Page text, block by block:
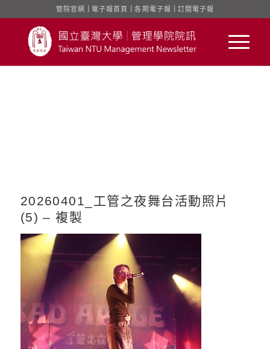
管院官網 電子報首頁 ｜各期電子報 訂閱電子報
20260401_工管之夜舞台活動照片
(5) – 複製